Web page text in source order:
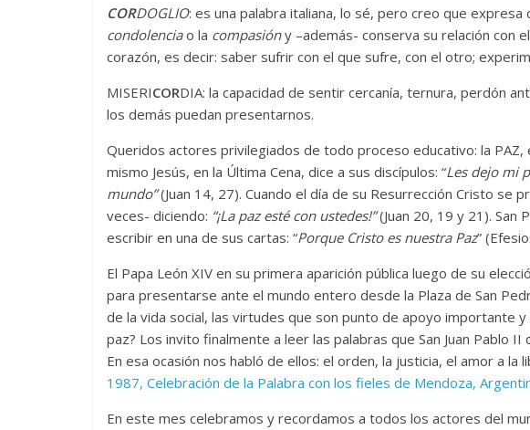
CORDOGLIO: es una palabra italiana, lo sé, pero creo que
condolenciao la compasióny –además- conserva su relación con
corazón, es decir: saber sufrir con el que sufre, con el otro;
MISERICORDIA: la capacidad de sentir cercanía, ternura, perdón
los demás puedan presentarnos.
Queridos actores privilegiados de todo proceso educativo: la PAZ,
mismo Jesús, en la Última Cena, dice a sus discípulos: “Les dejo mi
mundo”(Juan 14, 27). Cuando el día de su Resurrección Cristo se
veces- diciendo: “¡La paz esté con ustedes!”(Juan 20, 19 y 21). San
escribir en una de sus cartas: “Porque Cristo es nuestra Paz”
El Papa León XIV en su primera aparición pública luego de su
para presentarse ante el mundo entero desde la Plaza de San
de la vida social, las virtudes que son punto de apoyo importante y
paz? Los invito finalmente a leer las palabras que San Juan Pablo
En esa ocasión nos habló de ellos: el orden, la justicia, el amor a la
1987, Celebración de la Palabra con los fieles de Mendoza,
En este mes celebramos y recordamos a todos los actores del